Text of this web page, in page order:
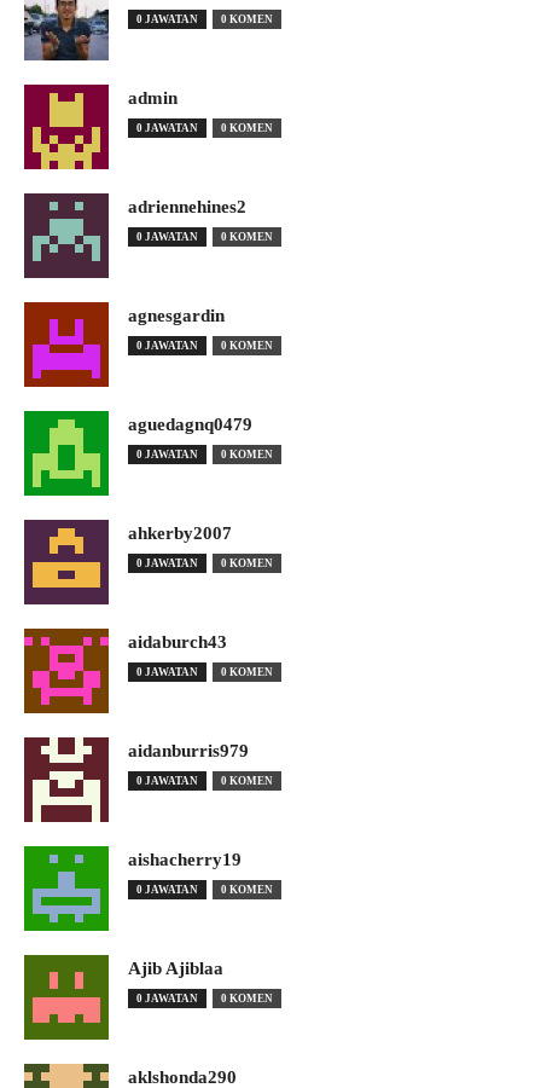
0 JAWATAN 0 KOMEN
admin
0 JAWATAN 0 KOMEN
adriennehines2
0 JAWATAN 0 KOMEN
agnesgardin
0 JAWATAN 0 KOMEN
aguedagnq0479
0 JAWATAN 0 KOMEN
ahkerby2007
0 JAWATAN 0 KOMEN
aidaburch43
0 JAWATAN 0 KOMEN
aidanburris979
0 JAWATAN 0 KOMEN
aishacherry19
0 JAWATAN 0 KOMEN
Ajib Ajiblaa
0 JAWATAN 0 KOMEN
aklshonda290